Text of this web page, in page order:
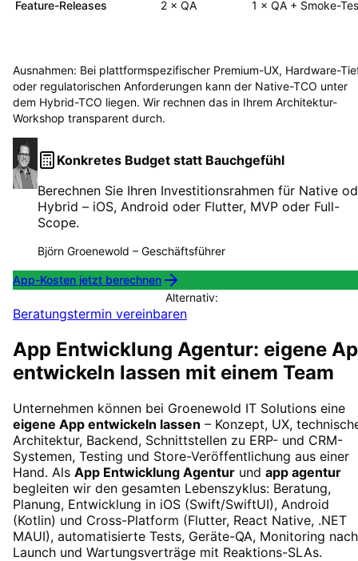
Feature-Releases
2 × QA
1 × QA + Smoke-
Ausnahmen: Bei plattformspezifischer Premium-UX, Hardware-
oder regulatorischen Anforderungen kann der Native-TCO unter
dem Hybrid-TCO liegen. Wir rechnen das in Ihrem Architektur-
Workshop transparent durch.
Konkretes Budget statt Bauchgefühl
Berechnen Sie Ihren Investitionsrahmen für Native
Hybrid – iOS, Android oder Flutter, MVP oder Full-
Scope.
Björn Groenewold –Geschäftsführer
App-Kosten jetzt berechnen
Alternativ:
Beratungstermin vereinbaren
App Entwicklung Agentur: eigene
entwickeln lassen mit einem Team
Unternehmen können bei Groenewold IT Solutions eine
eigene App entwickeln lassen – Konzept, UX,
Architektur, Backend, Schnittstellen zu ERP- und CRM-
Systemen, Testing und Store-Veröffentlichung aus einer
Hand. Als App Entwicklung Agentur und app agentur
begleiten wir den gesamten Lebenszyklus: Beratung,
Planung, Entwicklung in iOS (Swift/SwiftUI), Android
(Kotlin) und Cross-Platform (Flutter, React Native, .NET
MAUI), automatisierte Tests, Geräte-QA, Monitoring nach
Launch und Wartungsverträge mit Reaktions-SLAs.